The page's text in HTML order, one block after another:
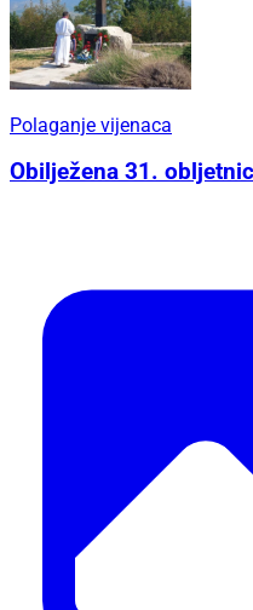
Polaganje vijenaca
Obilježena 31.